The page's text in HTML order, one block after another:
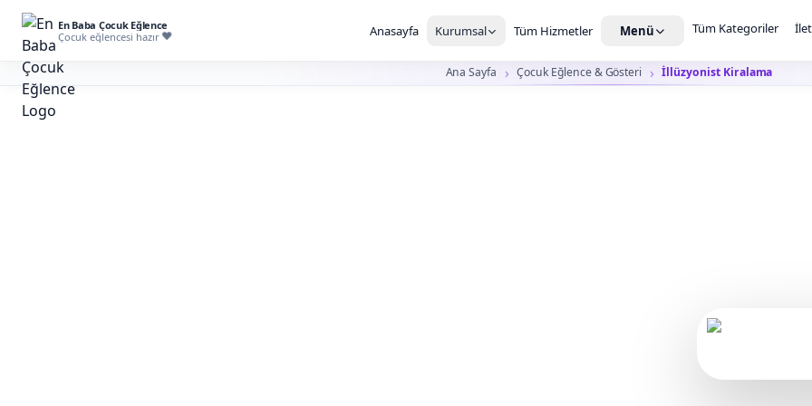
En Baba Çocuk Eğlence
Çocuk eğlencesi hazır
Anasayfa Kurumsal Tüm Hizmetler Menü Tüm Kategoriler
Ana Sayfa Çocuk Eğlence & Gösteri İllüzyonist Kiralama